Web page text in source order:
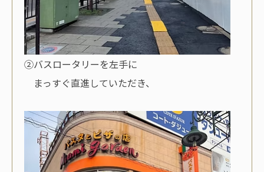
②バスロータリーを左手に
まっすぐ直進していただき、